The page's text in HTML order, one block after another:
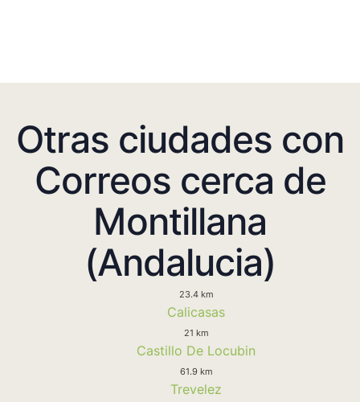
Otras ciudades con
Correos cerca de
Montillana
(Andalucia)
23.4 km
Calicasas
21 km
Castillo De Locubin
61.9 km
Trevelez